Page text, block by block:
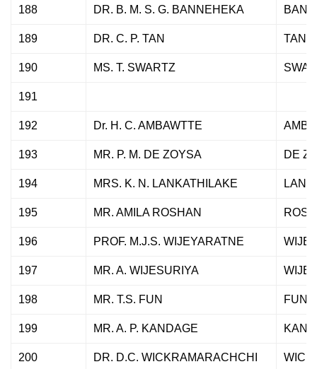
188 DR. B. M. S. G. BANNEHEKA
189 DR. C. P. TAN TAN
190 MS. T. SWARTZ
191
192 Dr. H. C. AMBAWTTE
193 MR. P. M. DE ZOYSA DE
194 MRS. K. N. LANKATHILAKE
195 MR. AMILA ROSHAN
196 PROF. M.J.S. WIJEYARATNE
197 MR. A. WIJESURIYA
198 MR. T.S. FUN FUN
199 MR. A. P. KANDAGE
200 DR. D.C. WICKRAMARACHCHI